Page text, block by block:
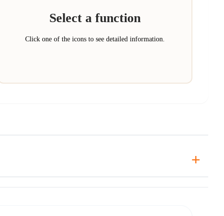
Select a function
Click one of the icons to see detailed information.
+